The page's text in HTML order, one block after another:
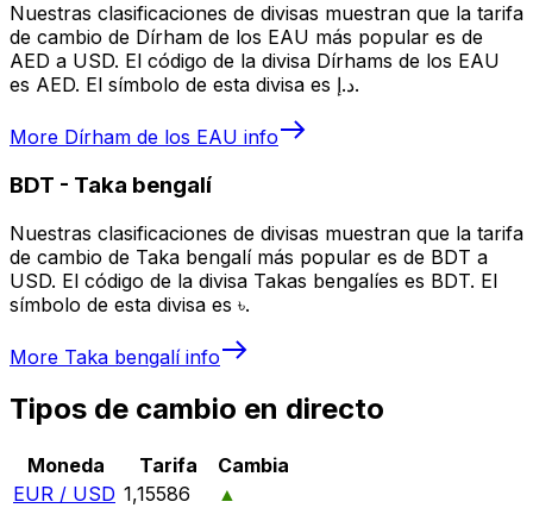
Nuestras clasificaciones de divisas muestran que la tarifa
de cambio de Dírham de los EAU más popular es de
AED a USD. El código de la divisa Dírhams de los EAU
es AED. El símbolo de esta divisa es د.إ.
More Dírham de los EAU info
BDT - Taka bengalí
Nuestras clasificaciones de divisas muestran que la tarifa
de cambio de Taka bengalí más popular es de BDT a
USD. El código de la divisa Takas bengalíes es BDT. El
símbolo de esta divisa es ৳.
More Taka bengalíinfo
Tipos de cambio en directo
Moneda Tarifa
Cambia
EUR / USD 1,15586
▲